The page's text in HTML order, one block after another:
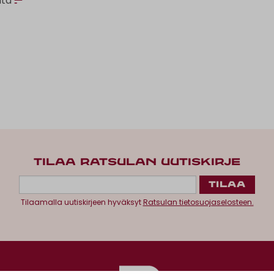
TILAA RATSULAN UUTISKIRJE
Tilaamalla uutiskirjeen hyväksytRatsulan tietosuojaselosteen.